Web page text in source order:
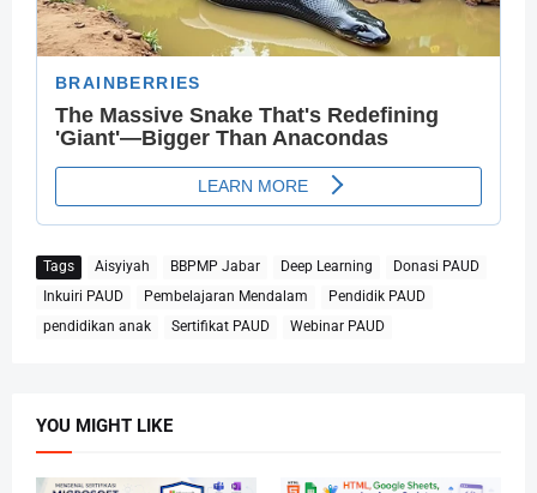
Tags Aisyiyah BBPMP Jabar Deep Learning
Donasi PAUD
Inkuiri PAUD
Pembelajaran Mendalam
Pendidik PAUD
pendidikan anak
Sertifikat PAUD Webinar PAUD
YOU MIGHT LIKE